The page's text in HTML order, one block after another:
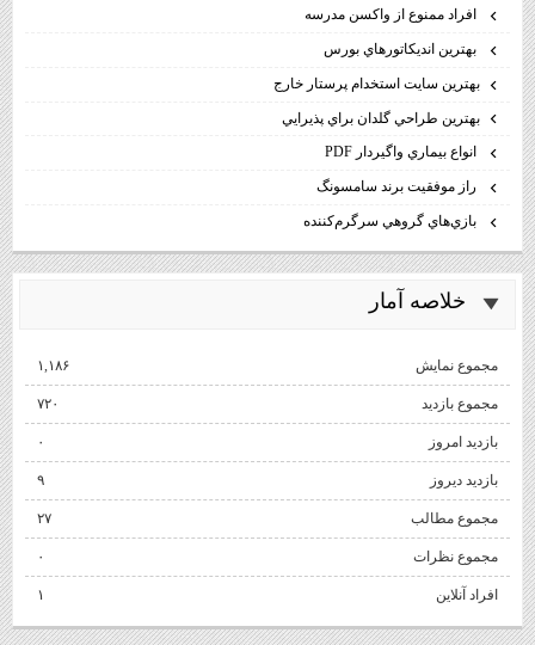
افراد ممنوع از واكسن مدرسه
بهترين انديكاتورهاي بورس
بهترين سايت استخدام پرستار خارج
بهترين طراحي گلدان براي پذيرايي
انواع بيماري واگيردار PDF
راز موفقيت برند سامسونگ
بازي‌هاي گروهي سرگرم‌كننده
خلاصه آمار
مجموع نمایش‌ ۱,۱۸۶
مجموع بازدید ۷۲۰
بازدید امروز ۰
بازدید دیروز ۹
مجموع مطالب ۲۷
مجموع نظرات ۰
افراد آنلاین ۱